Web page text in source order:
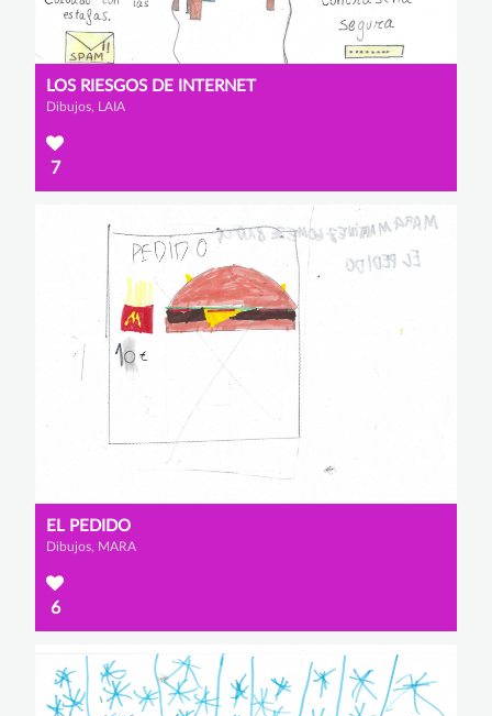
LOS RIESGOS DE INTERNET
Dibujos, LAIA
7
EL PEDIDO
Dibujos, MARA
6